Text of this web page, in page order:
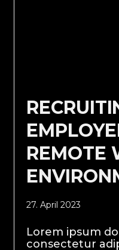
REMOTE
27. April 2023
Lorem ipsum
consectetur